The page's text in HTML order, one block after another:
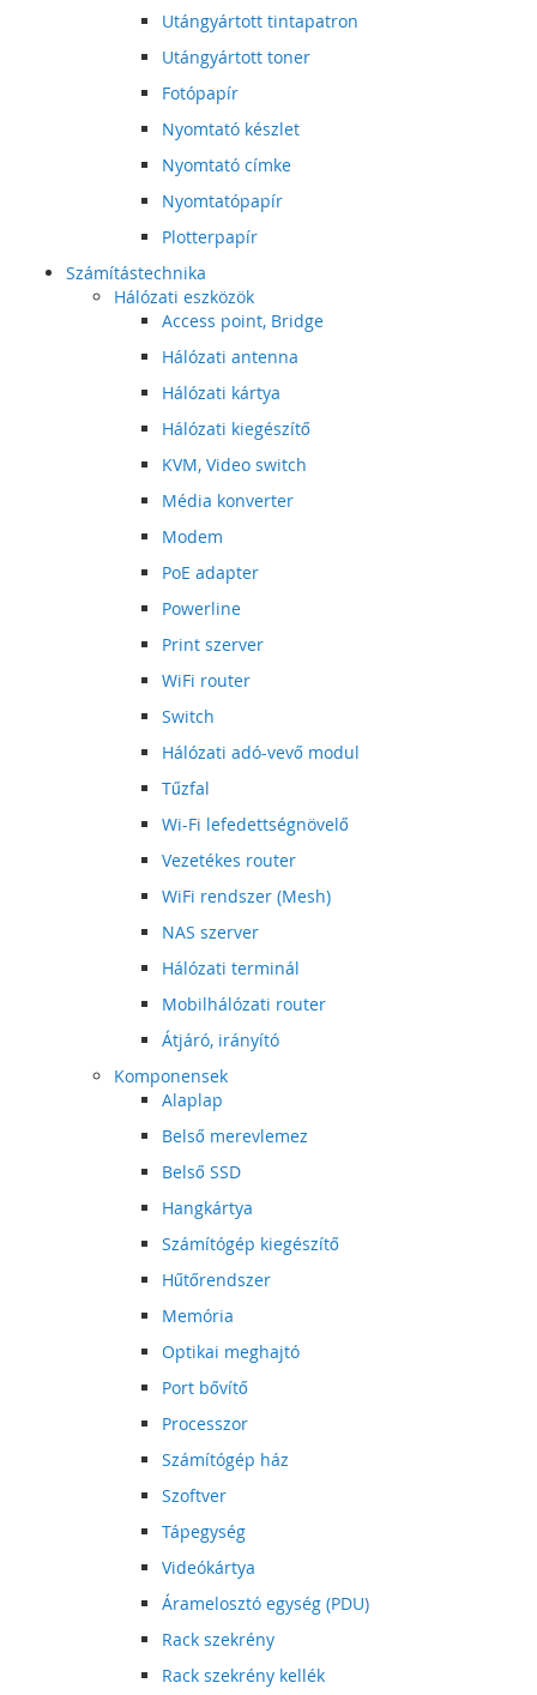
Utángyártott tintapatron
Utángyártott toner
Fotópapír
Nyomtató készlet
Nyomtató címke
Nyomtatópapír
Plotterpapír
Számítástechnika
Hálózati eszközök
Access point, Bridge
Hálózati antenna
Hálózati kártya
Hálózati kiegészítő
KVM, Video switch
Média konverter
Modem
PoE adapter
Powerline
Print szerver
WiFi router
Switch
Hálózati adó-vevő modul
Tűzfal
Wi-Fi lefedettségnövelő
Vezetékes router
WiFi rendszer (Mesh)
NAS szerver
Hálózati terminál
Mobilhálózati router
Átjáró, irányító
Komponensek
Alaplap
Belső merevlemez
Belső SSD
Hangkártya
Számítógép kiegészítő
Hűtőrendszer
Memória
Optikai meghajtó
Port bővítő
Processzor
Számítógép ház
Szoftver
Tápegység
Videókártya
Áramelosztó egység (PDU)
Rack szekrény
Rack szekrény kellék